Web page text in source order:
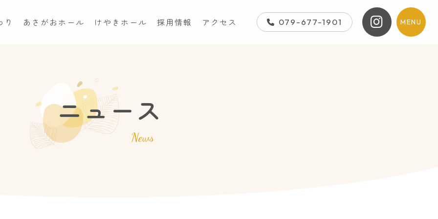
あさがおホール けやきホール 採用情報 アクセス 079-677-1901 MENU
ニュース
News